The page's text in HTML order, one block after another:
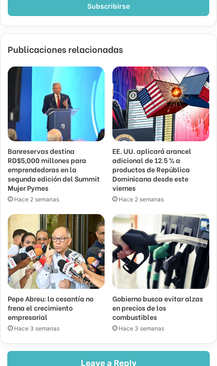
Publicaciones relacionadas
Banreservas destina
RD$5,000 millones para
emprendedoras en la
segunda edición del Summit
Mujer Pymes
Hace 2 semanas
EE. UU. aplicará arancel
adicional de 12.5 % a
productos de República
Dominicana desde este
viernes
Hace 2 semanas
Pepe Abreu: la cesantía no
frena el crecimiento
empresarial
Hace 3 semanas
Gobierno busca evitar alzas
en precios de los
combustibles
Hace 3 semanas
Leave a Reply